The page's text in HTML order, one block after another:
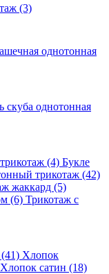
(3)
однотонная
скуба однотонная
(4) Букле
трикотаж (42)
жаккард (5)
(6) Трикотаж с
Хлопок
Хлопок сатин (18)